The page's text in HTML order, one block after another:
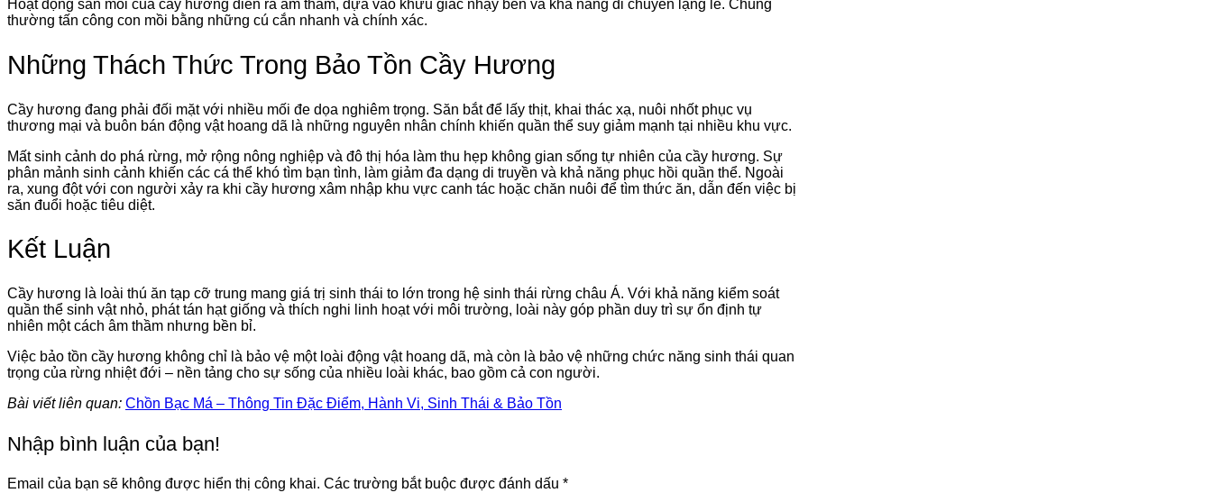
Hoạt động săn mồi của cầy hương diễn ra âm thầm, dựa vào khứu giác nhạy bén và khả năng di chuyển lặng lẽ. Chúng
thường tấn công con mồi bằng những cú cắn nhanh và chính xác.
Những Thách Thức Trong Bảo Tồn Cầy Hương
Cầy hương đang phải đối mặt với nhiều mối đe dọa nghiêm trọng. Săn bắt để lấy thịt, khai thác xạ, nuôi nhốt phục vụ
thương mại và buôn bán động vật hoang dã là những nguyên nhân chính khiến quần thể suy giảm mạnh tại nhiều khu vực.
Mất sinh cảnh do phá rừng, mở rộng nông nghiệp và đô thị hóa làm thu hẹp không gian sống tự nhiên của cầy hương. Sự
phân mảnh sinh cảnh khiến các cá thể khó tìm bạn tình, làm giảm đa dạng di truyền và khả năng phục hồi quần thể. Ngoài
ra, xung đột với con người xảy ra khi cầy hương xâm nhập khu vực canh tác hoặc chăn nuôi để tìm thức ăn, dẫn đến việc bị
săn đuổi hoặc tiêu diệt.
Kết Luận
Cầy hương là loài thú ăn tạp cỡ trung mang giá trị sinh thái to lớn trong hệ sinh thái rừng châu Á. Với khả năng kiểm soát
quần thể sinh vật nhỏ, phát tán hạt giống và thích nghi linh hoạt với môi trường, loài này góp phần duy trì sự ổn định tự
nhiên một cách âm thầm nhưng bền bỉ.
Việc bảo tồn cầy hương không chỉ là bảo vệ một loài động vật hoang dã, mà còn là bảo vệ những chức năng sinh thái quan
trọng của rừng nhiệt đới – nền tảng cho sự sống của nhiều loài khác, bao gồm cả con người.
Bài viết liên quan: Chồn Bạc Má – Thông Tin Đặc Điểm, Hành Vi, Sinh Thái & Bảo Tồn
Nhập bình luận của bạn!
Email của bạn sẽ không được hiển thị công khai. Các trường bắt buộc được đánh dấu *